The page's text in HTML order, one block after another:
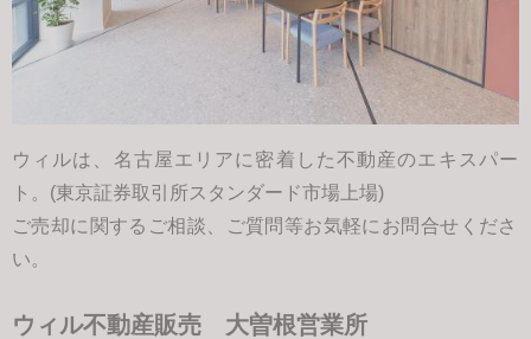
ウィルは、名古屋エリアに密着した不動産のエキスパー
ト。(東京証券取引所スタンダード市場上場)
ご売却に関するご相談、ご質問等お気軽にお問合せくださ
い。
ウィル不動産販売 大曽根営業所